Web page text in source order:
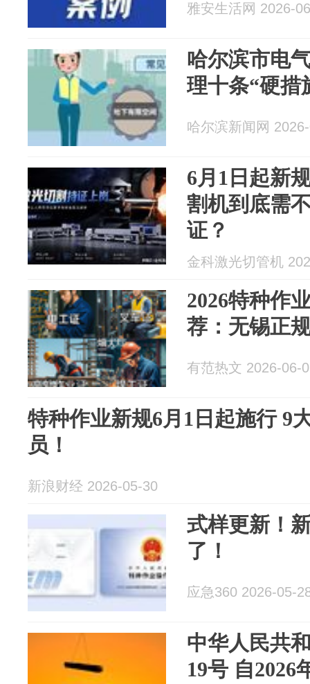
雅安生活网 2026-
哈尔滨市电
理十条“硬措
哈尔滨新闻网
6月1日起新
割机到底需
证？
金科激光切管机
2026特种作
荐：无锡正
有范热文 2026-06-
特种作业新规6月1日起施行 9
员！
新浪财经 2026-05-30
式样更新！
了！
应急360 2026-05-
中华人民共
19号 自2026